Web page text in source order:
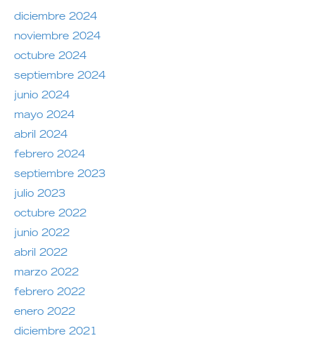
diciembre 2024
noviembre 2024
octubre 2024
septiembre 2024
junio 2024
mayo 2024
abril 2024
febrero 2024
septiembre 2023
julio 2023
octubre 2022
junio 2022
abril 2022
marzo 2022
febrero 2022
enero 2022
diciembre 2021